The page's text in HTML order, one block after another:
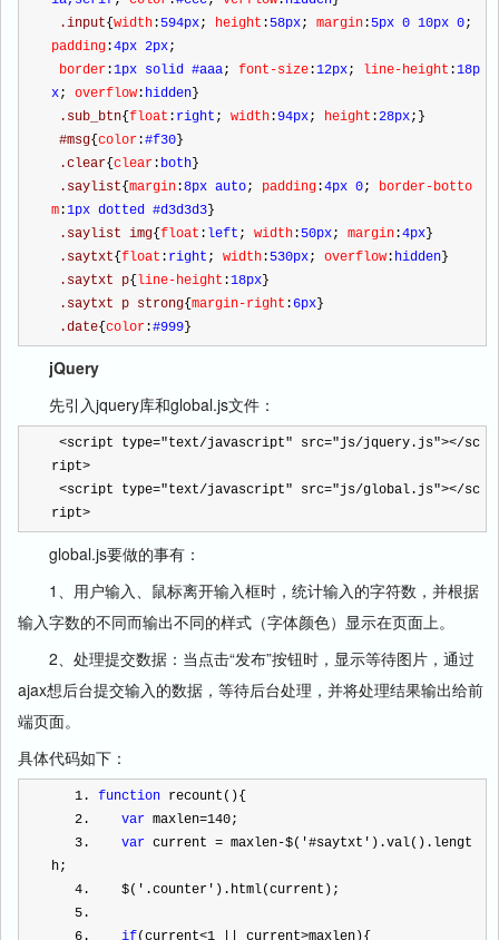
.input{ width: 594px; height : 58px; margin: 5px 0 10px 0;
padding:4px 2px;
border:1px solid #aaa; font-size:12px; line-height :18p
x; overflow: hidden }
.sub_btn{ float : right ; width:94px; height :28px; }
#msg{ color:#f30 }
.clear{ clear: both }
.saylist{ margin:8px auto; padding:4px 0;
border-botto
m:1px dotted #d3d3d3 }
.saylist img{ float : left ; width: 50px; margin:4px }
.saytxt{ float : right ; width: 530px; overflow: hidden }
.saytxt p{ line-height :18px }
.saytxt p strong{ margin-right : 6px }
.date{ color:#999 }
jQuery
先引入jquery库和global.js文件：
<script type="text/javascript" src="js/jquery.js"></sc
ript>
<script type="text/javascript" src="js/global.js"></sc
ript>
global.js要做的事有：
1、用户输入、鼠标离开输入框时，统计输入的字符数，并根据
输入字数的不同而输出不同的样式（字体颜色）显示在页面上。
2、处理提交数据：当点击“发布”按钮时，显示等待图片，通过
ajax想后台提交输入的数据，等待后台处理，并将处理结果输出给前
端页面。
具体代码如下：
1. function recount(){
2. var maxlen=140;
3. var current = maxlen-$( '#saytxt ' ).val().lengt
h;
4.    $( ' .counter ' ).html(current);
5.
6. if(current<1 current>maxlen){